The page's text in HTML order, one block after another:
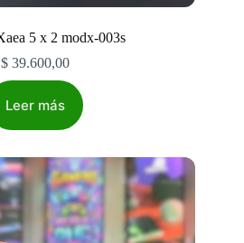
5 x 2 modx-003s
$ 39.600,00
Leer más